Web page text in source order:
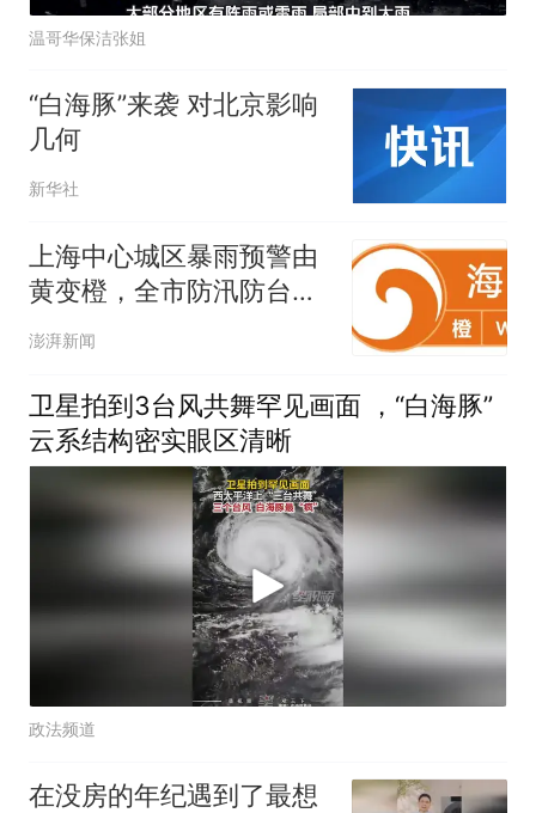
温哥华保洁张姐
“白海豚”来袭 对北京影响
几何
新华社
上海中心城区暴雨预警由
黄变橙，全市防汛防台应
急响应行动更新为Ⅱ级
澎湃新闻
卫星拍到3台风共舞罕见画面 ，“白海豚”
云系结构密实眼区清晰
政法频道
在没房的年纪遇到了最想